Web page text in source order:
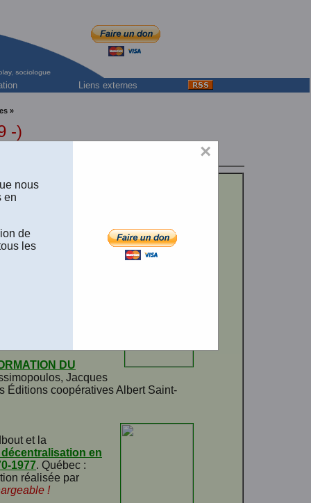
Liens externes
»
-)
DU
Jacques
Éditions coopératives Albert Saint-
et la
décentralisation en
1977. Québec :
réalisée par
!
×
nous
en
de
les